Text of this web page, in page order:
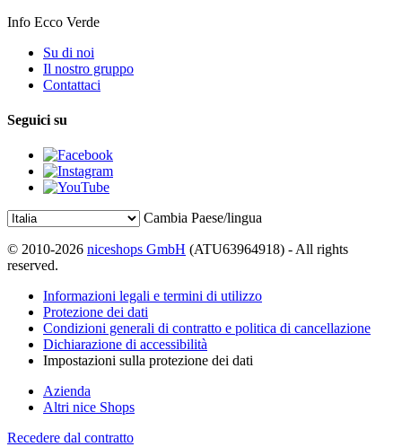
Info Ecco Verde
Su di noi
Il nostro gruppo
Contattaci
Seguici su
Cambia Paese/lingua
© 2010-2026 niceshops GmbH (ATU63964918) - All rights
reserved.
Informazioni legali e termini di utilizzo
Protezione dei dati
Condizioni generali di contratto e politica di cancellazione
Dichiarazione di accessibilità
Impostazioni sulla protezione dei dati
Azienda
Altri nice Shops
Recedere dal contratto